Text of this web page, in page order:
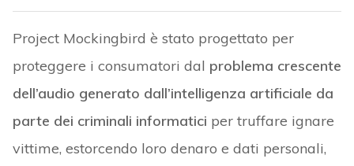
Project Mockingbird è stato progettato per
proteggere i consumatori dal problema crescente
dell’audio generato dall’intelligenza artificiale da
parte dei criminali informatici per truffare ignare
vittime, estorcendo loro denaro e dati personali,